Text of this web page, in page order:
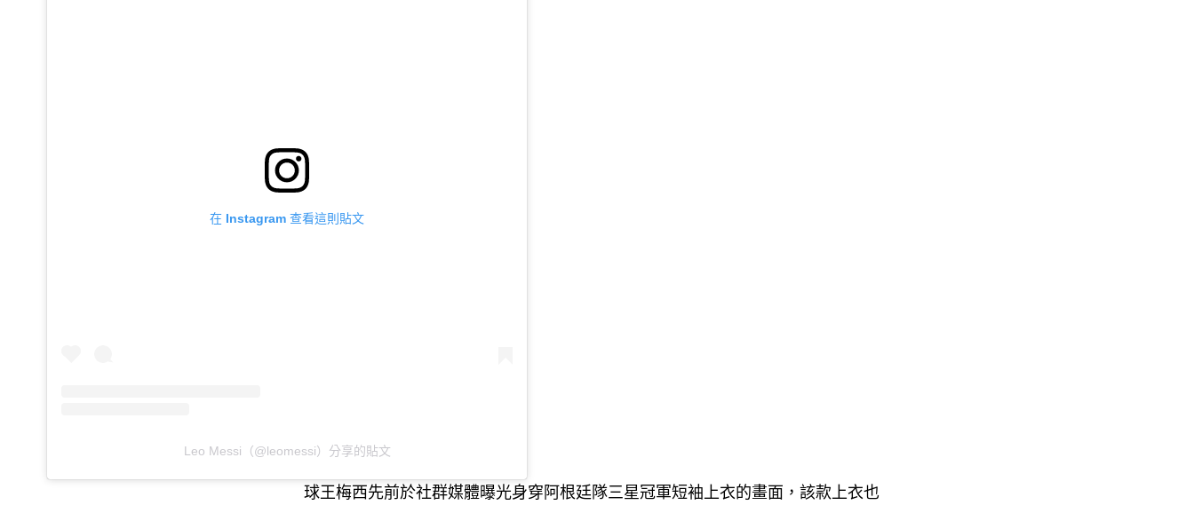
在 Instagram 查看這則貼文
Leo Messi（@leomessi）分享的貼文
球王梅西先前於社群媒體曝光身穿阿根廷隊三星冠軍短袖上衣的畫面，該款上衣也